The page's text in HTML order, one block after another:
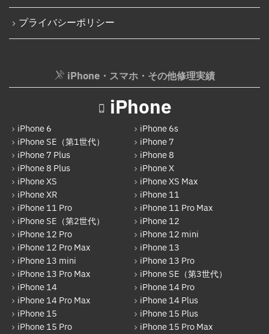
パソコンその他部品修理
AppleWatchフロントパネル交換修理
iPhone 17
Google Pixel
Xperia
Galaxy
OPPO
HUAWEI
arrows
Xiaomi
Motolora
その他Android
iPad
iPad Pro 12.9インチ（第6世代）
プライバシーポリシー
iPhone・スマホ・その他修理実績
iPhone
iPhone 6
iPhone 6s
iPhone SE（第1世代）
iPhone 7
iPhone 7 Plus
iPhone 8
iPhone 8 Plus
iPhone X
iPhone XS
iPhone XS Max
iPhone XR
iPhone 11
iPhone 11 Pro
iPhone 11 Pro Max
iPhone SE（第2世代）
iPhone 12
iPhone 12 Pro
iPhone 12 mini
iPhone 12 Pro Max
iPhone 13
iPhone 13 mini
iPhone 13 Pro
iPhone 13 Pro Max
iPhone SE（第3世代）
iPhone 14
iPhone 14 Pro
iPhone 14 Pro Max
iPhone 14 Plus
iPhone 15
iPhone 15 Plus
iPhone 15 Pro
iPhone 15 Pro Max